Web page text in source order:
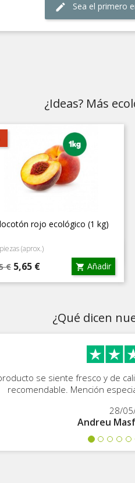
edit Sea el primero
¿Ideas? Más
rojo ecológico (1 kg)
(aprox.)
€ Precio
5,65 €  Añadir
Vista rápida
¿Qué dicen
se siente fresco y de
recomendable. Mención
28/
Andreu